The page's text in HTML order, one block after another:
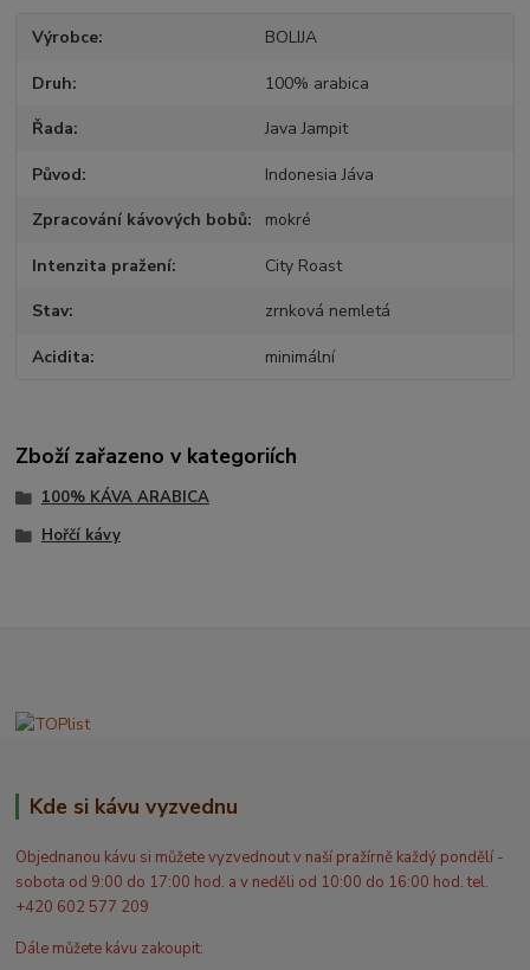
Výrobce BOLIJA
Druh 100% arabica
Řada Java Jampit
Původ Indonesia Jáva
Zpracování kávových bobů mokré
Intenzita pražení City Roast
Stav zrnková nemletá
Acidita minimální
Zboží zařazeno v kategoriích
100% KÁVA ARABICA
Hořčí kávy
Kde si kávu vyzvednu
Objednanou kávu si můžete vyzvednout v naší pražírně každý pondělí -
sobota od 9:00 do 17:00 hod. a v neděli od 10:00 do 16:00 hod. tel.
+420 602 577 209
Dále můžete kávu zakoupit: